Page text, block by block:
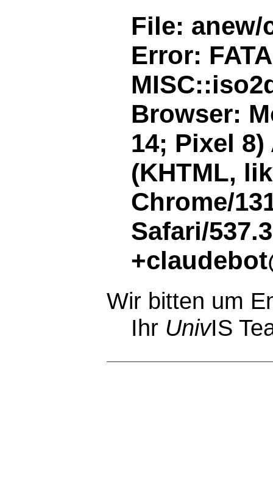
File: anew/
Error:
Browser:
14; Pixel
(KHTML,
Chrome/
Safari/
Wir bitten um
Ihr UnivIS